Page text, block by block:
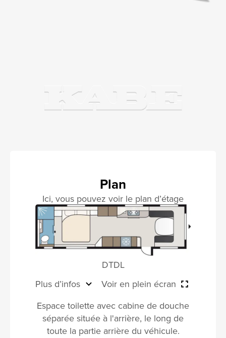
Plan
Ici, vous pouvez voir le plan d’étage
DTDL
Plus d’infos
Voir en plein écran
Espace toilette avec cabine de douche
séparée située à l'arrière, le long de
toute la partie arrière du véhicule.